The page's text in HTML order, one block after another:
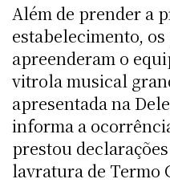
Além de prender a
estabelecimento,
apreenderam o
vitrola musical
apresentada na
informa a
prestou
lavratura de Termo